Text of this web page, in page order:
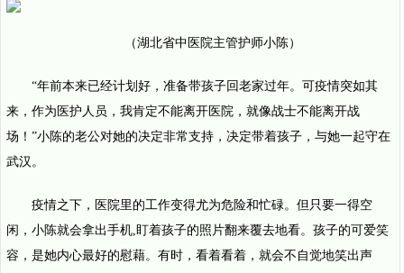
（湖北省中医院主管护师小陈）
“年前本来已经计划好，准备带孩子回老家过年。可疫情突如其
来，作为医护人员，我肯定不能离开医院，就像战士不能离开战
场！”小陈的老公对她的决定非常支持，决定带着孩子，与她一起守在
武汉。
疫情之下，医院里的工作变得尤为危险和忙碌。但只要一得空
闲，小陈就会拿出手机,盯着孩子的照片翻来覆去地看。孩子的可爱笑
容，是她内心最好的慰藉。有时，看着看着，就会不自觉地笑出声